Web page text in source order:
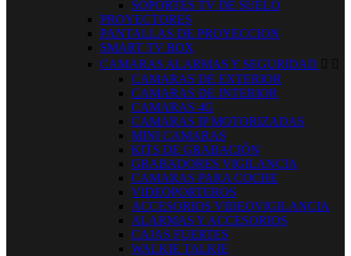
SOPORTES TV DE SUELO
PROYECTORES
PANTALLAS DE PROYECCION
SMART TV BOX
CAMARAS ALARMAS Y SEGURIDAD  
CAMARAS DE EXTERIOR
CAMARAS DE INTERIOR
CAMARAS 4G
CAMARAS IP MOTORIZADAS
MINI CAMARAS
KITS DE GRABACIÓN
GRABADORES VIGILANCIA
CAMARAS PARA COCHE
VIDEOPORTEROS
ACCESORIOS VIDEOVIGILANCIA
ALARMAS Y ACCESORIOS
CAJAS FUERTES
WALKIE TALKIE